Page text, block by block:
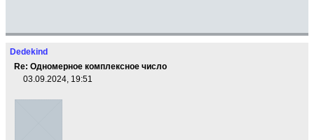
Dedekind
Re: Одномерное комплексное число
03.09.2024, 19:51